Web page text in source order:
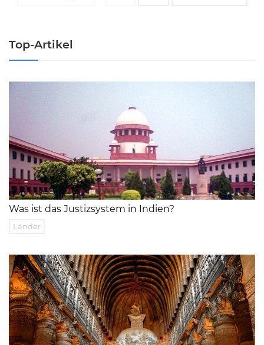
Top-Artikel
Was ist das Justizsystem in Indien?
Länder